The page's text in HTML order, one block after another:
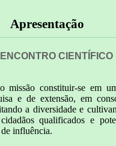
Apresentação
CIENTÍFICO
constituir-se em
e de extensão, em
a diversidade e
qualificados e
influência.